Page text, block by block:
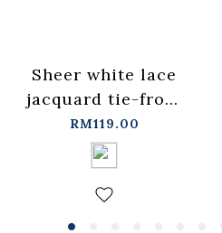
Sheer white lace
jacquard tie-front
shirt【01025765】
in stock+pre-order
RM119.00